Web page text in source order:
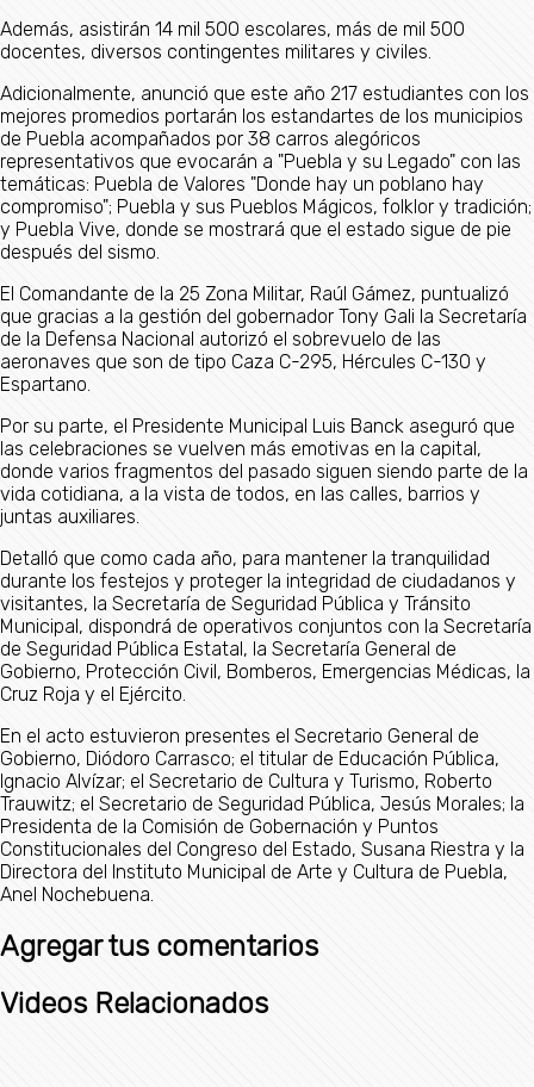
Además, asistirán 14 mil 500 escolares, más de mil 500
docentes, diversos contingentes militares y civiles.
Adicionalmente, anunció que este año 217 estudiantes con los
mejores promedios portarán los estandartes de los municipios
de Puebla acompañados por 38 carros alegóricos
representativos que evocarán a "Puebla y su Legado" con las
temáticas: Puebla de Valores "Donde hay un poblano hay
compromiso"; Puebla y sus Pueblos Mágicos, folklor y tradición;
y Puebla Vive, donde se mostrará que el estado sigue de pie
después del sismo.
El Comandante de la 25 Zona Militar, Raúl Gámez, puntualizó
que gracias a la gestión del gobernador Tony Gali la Secretaría
de la Defensa Nacional autorizó el sobrevuelo de las
aeronaves que son de tipo Caza C-295, Hércules C-130 y
Espartano.
Por su parte, el Presidente Municipal Luis Banck aseguró que
las celebraciones se vuelven más emotivas en la capital,
donde varios fragmentos del pasado siguen siendo parte de la
vida cotidiana, a la vista de todos, en las calles, barrios y
juntas auxiliares.
Detalló que como cada año, para mantener la tranquilidad
durante los festejos y proteger la integridad de ciudadanos y
visitantes, la Secretaría de Seguridad Pública y Tránsito
Municipal, dispondrá de operativos conjuntos con la Secretaría
de Seguridad Pública Estatal, la Secretaría General de
Gobierno, Protección Civil, Bomberos, Emergencias Médicas, la
Cruz Roja y el Ejército.
En el acto estuvieron presentes el Secretario General de
Gobierno, Diódoro Carrasco; el titular de Educación Pública,
Ignacio Alvízar; el Secretario de Cultura y Turismo, Roberto
Trauwitz; el Secretario de Seguridad Pública, Jesús Morales; la
Presidenta de la Comisión de Gobernación y Puntos
Constitucionales del Congreso del Estado, Susana Riestra y la
Directora del Instituto Municipal de Arte y Cultura de Puebla,
Anel Nochebuena.
Agregar tus comentarios
Videos Relacionados